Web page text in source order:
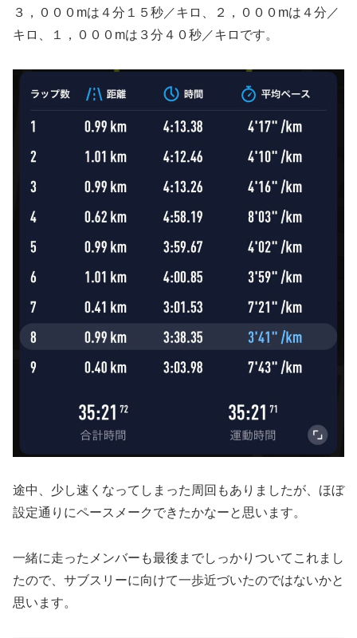
３，０００mは４分１５秒／キロ、２，０００mは４分／
キロ、１，０００mは３分４０秒／キロです。
途中、少し速くなってしまった周回もありましたが、ほぼ
設定通りにペースメークできたかなーと思います。
一緒に走ったメンバーも最後までしっかりついてこれまし
たので、サブスリーに向けて一歩近づいたのではないかと
思います。